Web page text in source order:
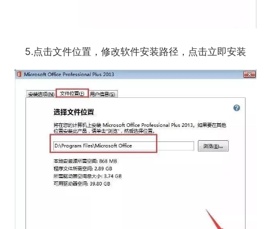
5.点击文件位置，修改软件安装路径，点击立即安装